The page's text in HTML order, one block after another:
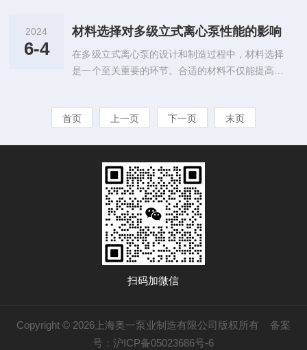
免水体分层和藻类过度繁殖。在干旱季节，潜水泵
产养殖业中常见的设备，用于池塘的水交换和氧...
挥着作用。本文将详细探讨液下排污泵在城市污水
处理系统中的角色，以及其对城市环境和居民生活
的影响。首先，在城市污水处理中承担着将污水从
低洼区域或地下结构排出的关键任务。在城市中，
或地下管道中。它利用其高效、可靠的排污能力，
能够有效地将这些污水抽送到污水处理站，为后续
2024
6-4
材料选择对多级立式离心泵性能的影响
在多级立式离心泵的设计和制造过程中，材料选择
是一个至关重要的环节。合适的材料不仅能提高泵
响。1.材料的基本要求在选择它的材料时，必须考
运行过程中可能遇到的高温或高压条件。2.耐腐蚀
性材料对于处理酸碱等腐蚀性介质的离心泵，通常
选用不锈钢、钛合金或特殊塑料等材料。这些材料
能够抵抗介质的腐蚀作用，保证泵的正常...
首页 上一页 下一页 末页
扫码加微信
Copyright © 2026上海奥一泵业制造有限公司版权所有 备案
号：沪ICP备05023686号-6